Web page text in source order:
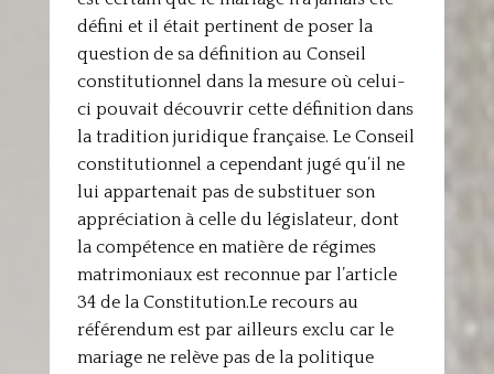
défini et il était pertinent de poser la
question de sa définition au Conseil
constitutionnel dans la mesure où celui-
ci pouvait découvrir cette définition dans
la tradition juridique française. Le Conseil
constitutionnel a cependant jugé qu’il ne
lui appartenait pas de substituer son
appréciation à celle du législateur, dont
la compétence en matière de régimes
matrimoniaux est reconnue par l’article
34 de la Constitution.Le recours au
référendum est par ailleurs exclu car le
mariage ne relève pas de la politique